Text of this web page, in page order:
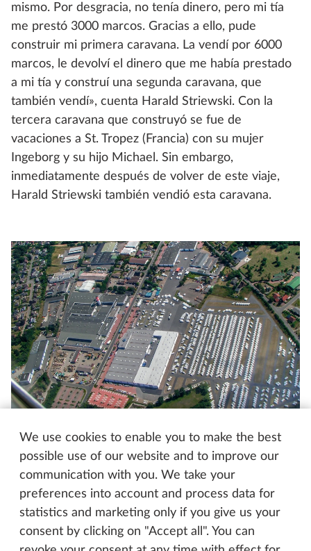
We use cookies to enable you to make the best
possible use of our website and to improve our
communication with you. We take your
preferences into account and process data for
statistics and marketing only if you give us your
consent by clicking on "Accept all". You can
mismo. Por desgracia, no tenía dinero, pero mi tía
me prestó 3000 marcos. Gracias a ello, pude
construir mi primera caravana. La vendí por 6000
marcos, le devolví el dinero que me había prestado
a mi tía y construí una segunda caravana, que
también vendí», cuenta Harald Striewski. Con la
tercera caravana que construyó se fue de
vacaciones a St. Tropez (Francia) con su mujer
Ingeborg y su hijo Michael. Sin embargo,
inmediatamente después de volver de este viaje,
Harald Striewski también vendió esta caravana.
000 metros cuadrados, de los cuales 60 000 están
edificados. La fábrica de caravanas y autocaravanas y el
centro de atención al cliente están situados a izquierda y
derecha de la Harald-Striewski-Straße
«A pesar de que solo publiqué un anuncio una vez,